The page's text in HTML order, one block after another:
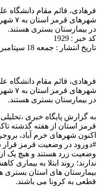
فرهادی، قائم مقام دانشگاه
در بیمارستان بستری هستند.
کد خبر : 1929
تاریخ انتشار : جمعه 18 سپتامبر 2020 - 9:49
فرهادی، قائم مقام دانشگاه
در بیمارستان بستری هستند.
به گزارش پایگاه خبری
قرمز استان از هفته گذشته
اکنون شهرهای خرم آباد،
#دورود در وضعیت قرمز قرار
وضعیت زرد هستند و هیچ یک
قطعی به کرونا می باشند.